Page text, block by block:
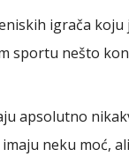
igrača koju
sportu nešto
apsolutno
neku moć,